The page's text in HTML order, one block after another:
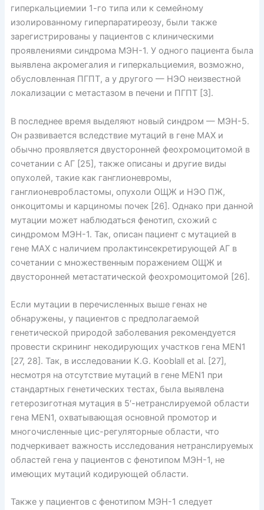
гиперкальциемии 1-го типа или к семейному
изолированному гиперпаратиреозу, были также
зарегистрированы у пациентов с клиническими
проявлениями синдрома МЭН-1. У одного пациента была
выявлена акромегалия и гиперкальциемия, возможно,
обусловленная ПГПТ, а у другого — НЭО неизвестной
локализации с метастазом в печени и ПГПТ [3].
В последнее время выделяют новый синдром — МЭН-5.
Он развивается вследствие мутаций в гене MAX и
обычно проявляется двусторонней феохромоцитомой в
сочетании с АГ [25], также описаны и другие виды
опухолей, такие как ганглионевромы,
ганглионевробластомы, опухоли ОЩЖ и НЭО ПЖ,
онкоцитомы и карциномы почек [26]. Однако при данной
мутации может наблюдаться фенотип, схожий с
синдромом МЭН-1. Так, описан пациент с мутацией в
гене MAX с наличием пролактинсекретирующей АГ в
сочетании с множественным поражением ОЩЖ и
двусторонней метастатической феохромоцитомой [26].
Если мутации в перечисленных выше генах не
обнаружены, у пациентов с предполагаемой
генетической природой заболевания рекомендуется
провести скрининг некодирующих участков гена MEN1
[27, 28]. Так, в исследовании K.G. Kooblall et al. [27],
несмотря на отсутствие мутаций в гене MEN1 при
стандартных генетических тестах, была выявлена
гетерозиготная мутация в 5′-нетранслируемой области
гена MEN1, охватывающая основной промотор и
многочисленные цис-регуляторные области, что
подчеркивает важность исследования нетранслируемых
областей гена у пациентов с фенотипом МЭН-1, не
имеющих мутаций кодирующей области.
Также у пациентов с фенотипом МЭН-1 следует